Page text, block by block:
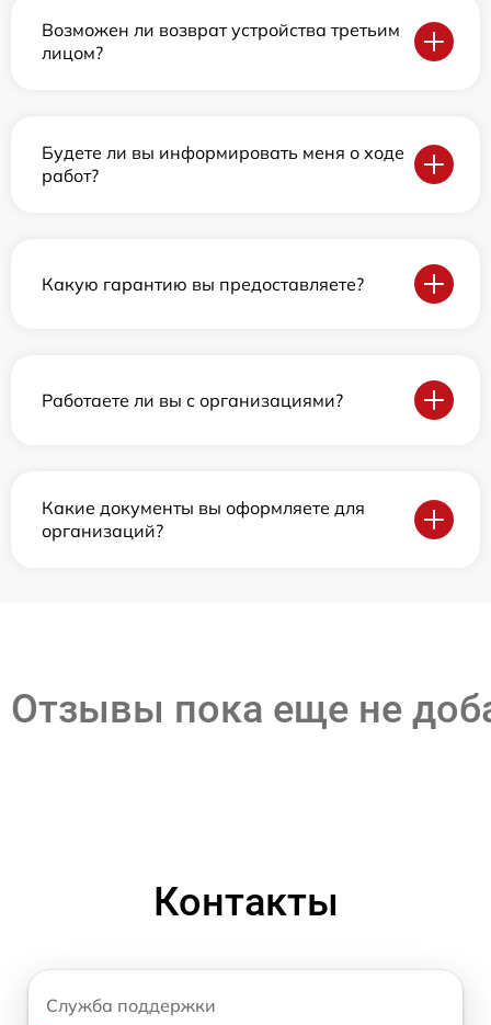
Возможен ли возврат устройства третьим
лицом?
Будете ли вы информировать меня о ходе
работ?
Какую гарантию вы предоставляете?
Работаете ли вы с организациями?
Какие документы вы оформляете для
организаций?
Отзывы пока еще не
Контакты
Служба поддержки